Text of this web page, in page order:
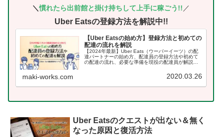
＼慣れたら出前館と掛け持ちして上手に稼ごう!! ／
Uber Eatsの登録方法を解説中!!
【Uber Eatsの始め方】登録方法と初めての
配達の流れを解説
【2024年最新】Uber Eats（ウーバーイーツ）の配
達パートナーの始め方、配達員の登録方法や初めて
の配達の流れ、必要な準備を現役の配達員が解説し
maki-works.com 2020.03.26
Uber Eatsのクエストが出ない＆無く
なった原因と復活方法